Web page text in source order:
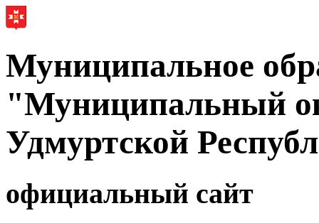
Муниципальное
"Муниципальный
Удмуртской
официальный сайт